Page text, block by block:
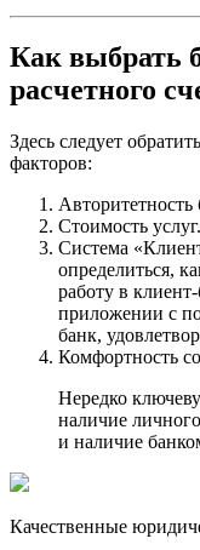
Как выбрать
расчетного
Здесь следует
факторов:
Авторитетность
Стоимость услуг.
Система
определиться,
работу в
приложении с
банк,
Комфортность
Нередко
наличие
и наличие
Качественные